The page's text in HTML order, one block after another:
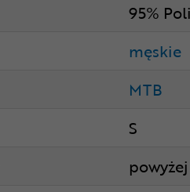
95%
męskie
MTB
S
powyżej